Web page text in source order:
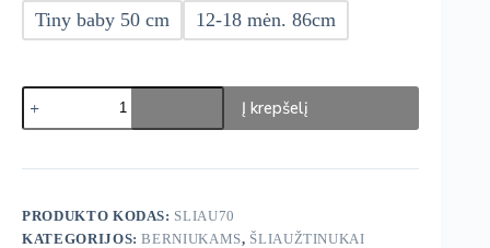
Tiny baby 50 cm 12-18 mėn. 86cm
produkto
kiekis:
George
šliaužtinukai
Į krepšelį
PRODUKTO KODAS: SLIAU70
KATEGORIJOS:BERNIUKAMS, ŠLIAUŽTINUKAI